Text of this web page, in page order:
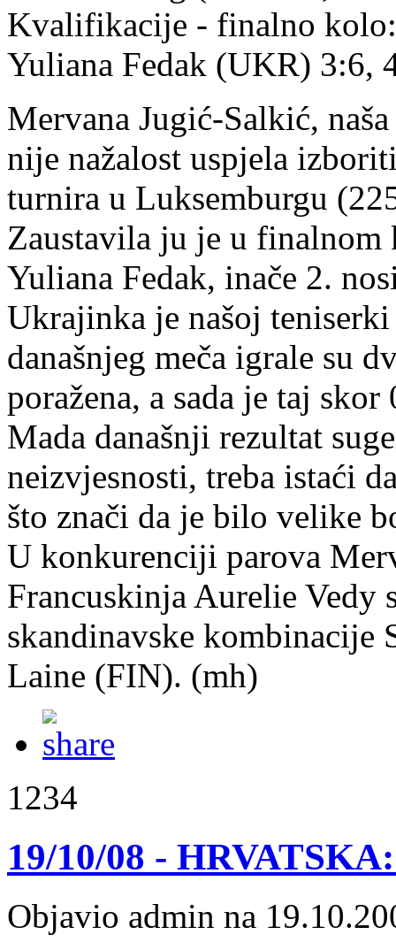
Kvalifikacije - finalno
Yuliana Fedak (UKR) 3:6,
Mervana Jugić-Salkić,
nije nažalost uspjela
turnira u Luksemburgu
Zaustavila ju je u
Yuliana Fedak, inače 2.
Ukrajinka je našoj
današnjeg meča igrale su
poražena, a sada je taj skor
Mada današnji rezultat
neizvjesnosti, treba istaći
što znači da je bilo velike
U konkurenciji parova
Francuskinja Aurelie Vedy
skandinavske kombinacije
Laine (FIN). (mh)
1234
19/10/08 -
Objavio admin na